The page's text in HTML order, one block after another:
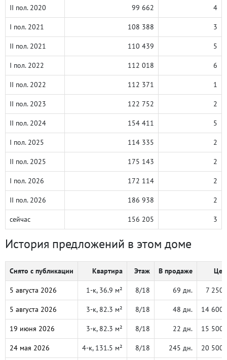
II пол. 2020 99 662 4
I пол. 2021 108 388 3
II пол. 2021 110 439 5
I пол. 2022 112 018 6
II пол. 2022 112 371 1
II пол. 2023 122 752 2
II пол. 2024 154 411 5
I пол. 2025 114 335 2
II пол. 2025 175 143 2
I пол. 2026 172 114 2
II пол. 2026 186 938 2
сейчас 156 205 3
История предложений в этом доме
Снято с публикации Квартира Этаж В продаже
5 августа 2026 1-к, 36.9 м² 8/18 69 дн. 7 250
5 августа 2026 3-к, 82.3 м² 8/18 48 дн. 14 600
19 июня 2026 3-к, 82.3 м² 8/18 22 дн. 15 500
24 мая 2026 4-к, 131.5 м² 8/18 245 дн. 20 500